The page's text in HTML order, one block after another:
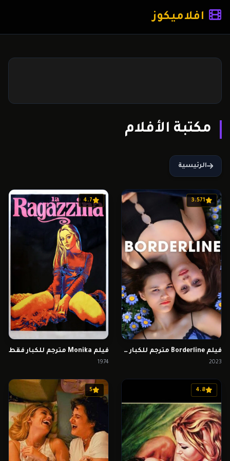
افلاميكوز
مكتبة الأفلام
الرئيسية
3.571
فيلم Borderline مترجم للكبار فقط
2023
4.7
فيلم Monika مترجم للكبار فقط
1974
4.8
5